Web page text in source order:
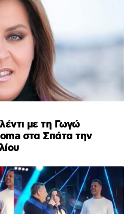
με τη Γωγώ
στα Σπάτα την